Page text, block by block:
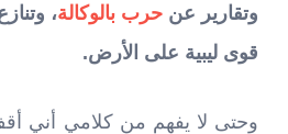
وتقارير عن حرب بالوكالة،
قوى ليبية على الأرض.
وحتى لا يفهم من كلامي أني